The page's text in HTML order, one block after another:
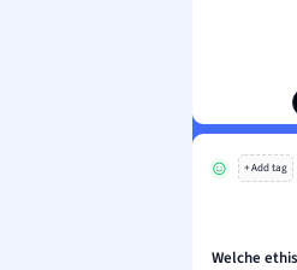
+ Add tag
Welche